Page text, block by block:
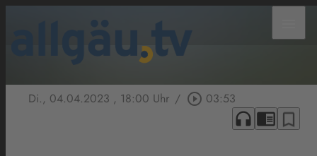
Di., 04.04.2023 , 18:00 Uhr / play_circle_outline 03:53
headphones chrome_reader_mode bookmark_border